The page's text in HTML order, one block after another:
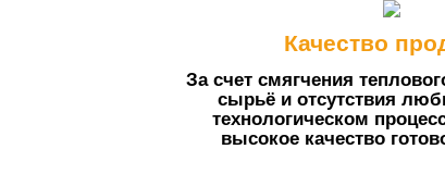
Качество
За счет смягчения
сырьё и отсутствия
технологическом
высокое качество